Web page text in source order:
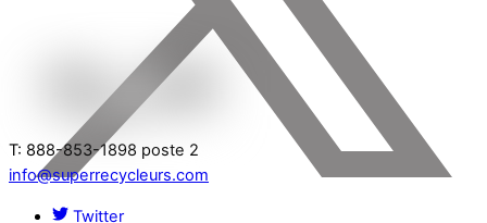
T: 888-853-1898 poste 2
info@superrecycleurs.com
Twitter